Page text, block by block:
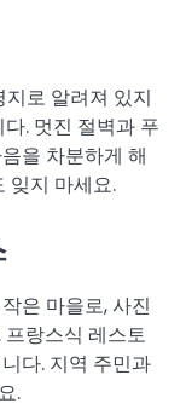
지로 알려져 있지
. 멋진 절벽과 푸
을 차분하게 해
잊지 마세요.
은 마을로, 사진
랑스식 레스토
다. 지역 주민과
.